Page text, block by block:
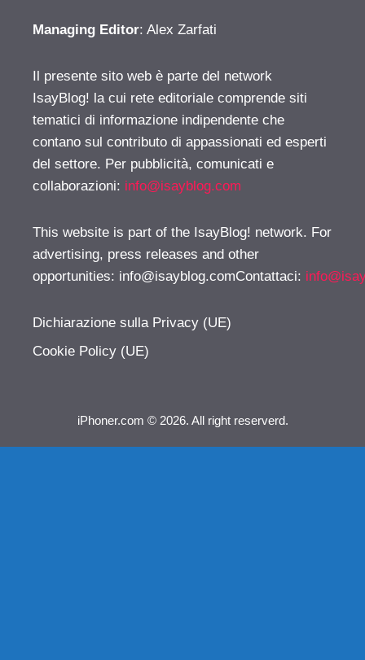
Managing Editor: Alex Zarfati
Il presente sito web è parte del network
IsayBlog! la cui rete editoriale comprende siti
tematici di informazione indipendente che
contano sul contributo di appassionati ed esperti
del settore. Per pubblicità, comunicati e
collaborazioni: info@isayblog.com
This website is part of the IsayBlog! network. For
advertising, press releases and other
opportunities: info@isayblog.comContattaci:
Dichiarazione sulla Privacy (UE)
Cookie Policy (UE)
iPhoner.com © 2026. All right reserverd.